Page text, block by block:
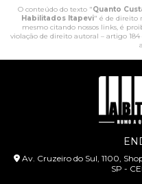
O conteúdo do texto "Quanto
Habilitados Itapevi" é de direito
mesmo citando nossos links, é
violação de direito autoral – artigo 184
Av. Cruzeiro do Sul, 1100,
SP -